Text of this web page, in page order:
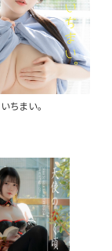
ちまい。